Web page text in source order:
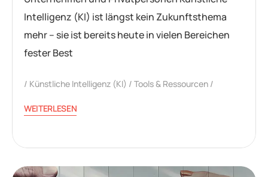
Intelligenz (KI) ist längst kein Zukunftsthema
mehr – sie ist bereits heute in vielen Bereichen
fester Best
Künstliche Intelligenz (KI) Tools & Ressourcen
WEITERLESEN